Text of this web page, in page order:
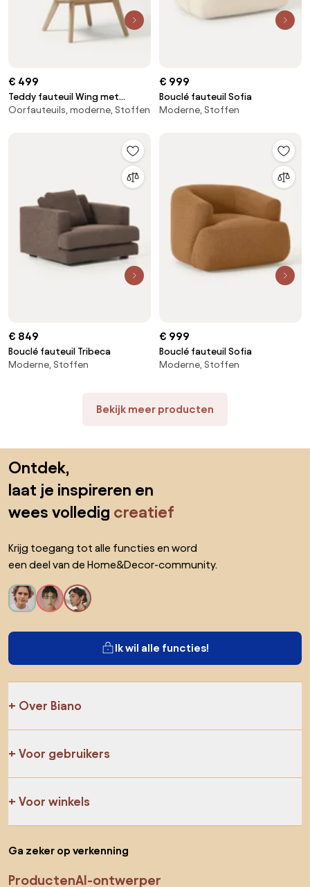
€ 499
Teddy fauteuil Wing met
houten poten
Oorfauteuils, moderne, Stoffen
€ 999
Bouclé fauteuil Sofia
Moderne, Stoffen
€ 849
Bouclé fauteuil Tribeca
Moderne, Stoffen
€ 999
Bouclé fauteuil Sofia
Moderne, Stoffen
Bekijk meer producten
Ontdek,
laat je inspireren en
wees volledig creatief
Krijg toegang tot alle functies en word
een deel van de Home&Decor-community.
Ik wil alle functies!
Over Biano
Voor gebruikers
Voor winkels
Ga zeker op verkenning
ProductenAI-ontwerper